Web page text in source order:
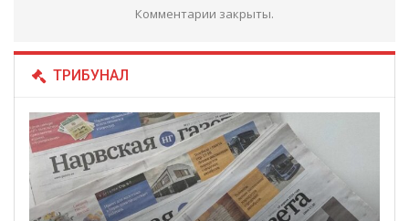
Комментарии закрыты.
ТРИБУНАЛ